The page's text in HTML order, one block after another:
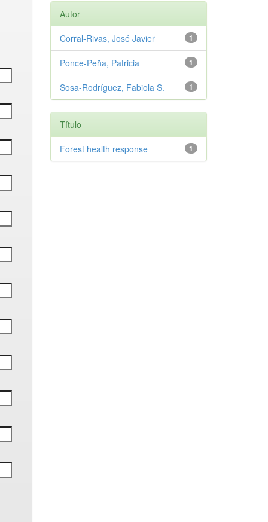
Autor
1
Corral-Rivas, José Javier
1
Ponce-Peña, Patricia
1
Sosa-Rodríguez, Fabiola S.
Título
1
Forest health response